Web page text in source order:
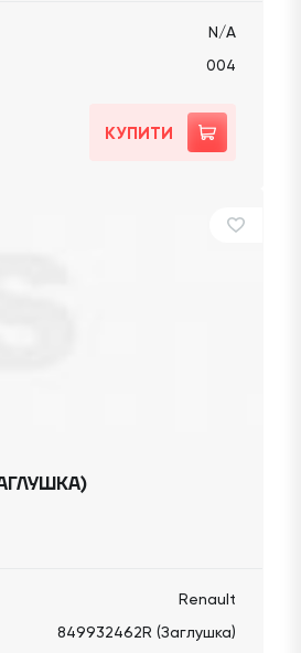
N/A
004
КУПИТИ
Renault
849932462R (Заглушка)